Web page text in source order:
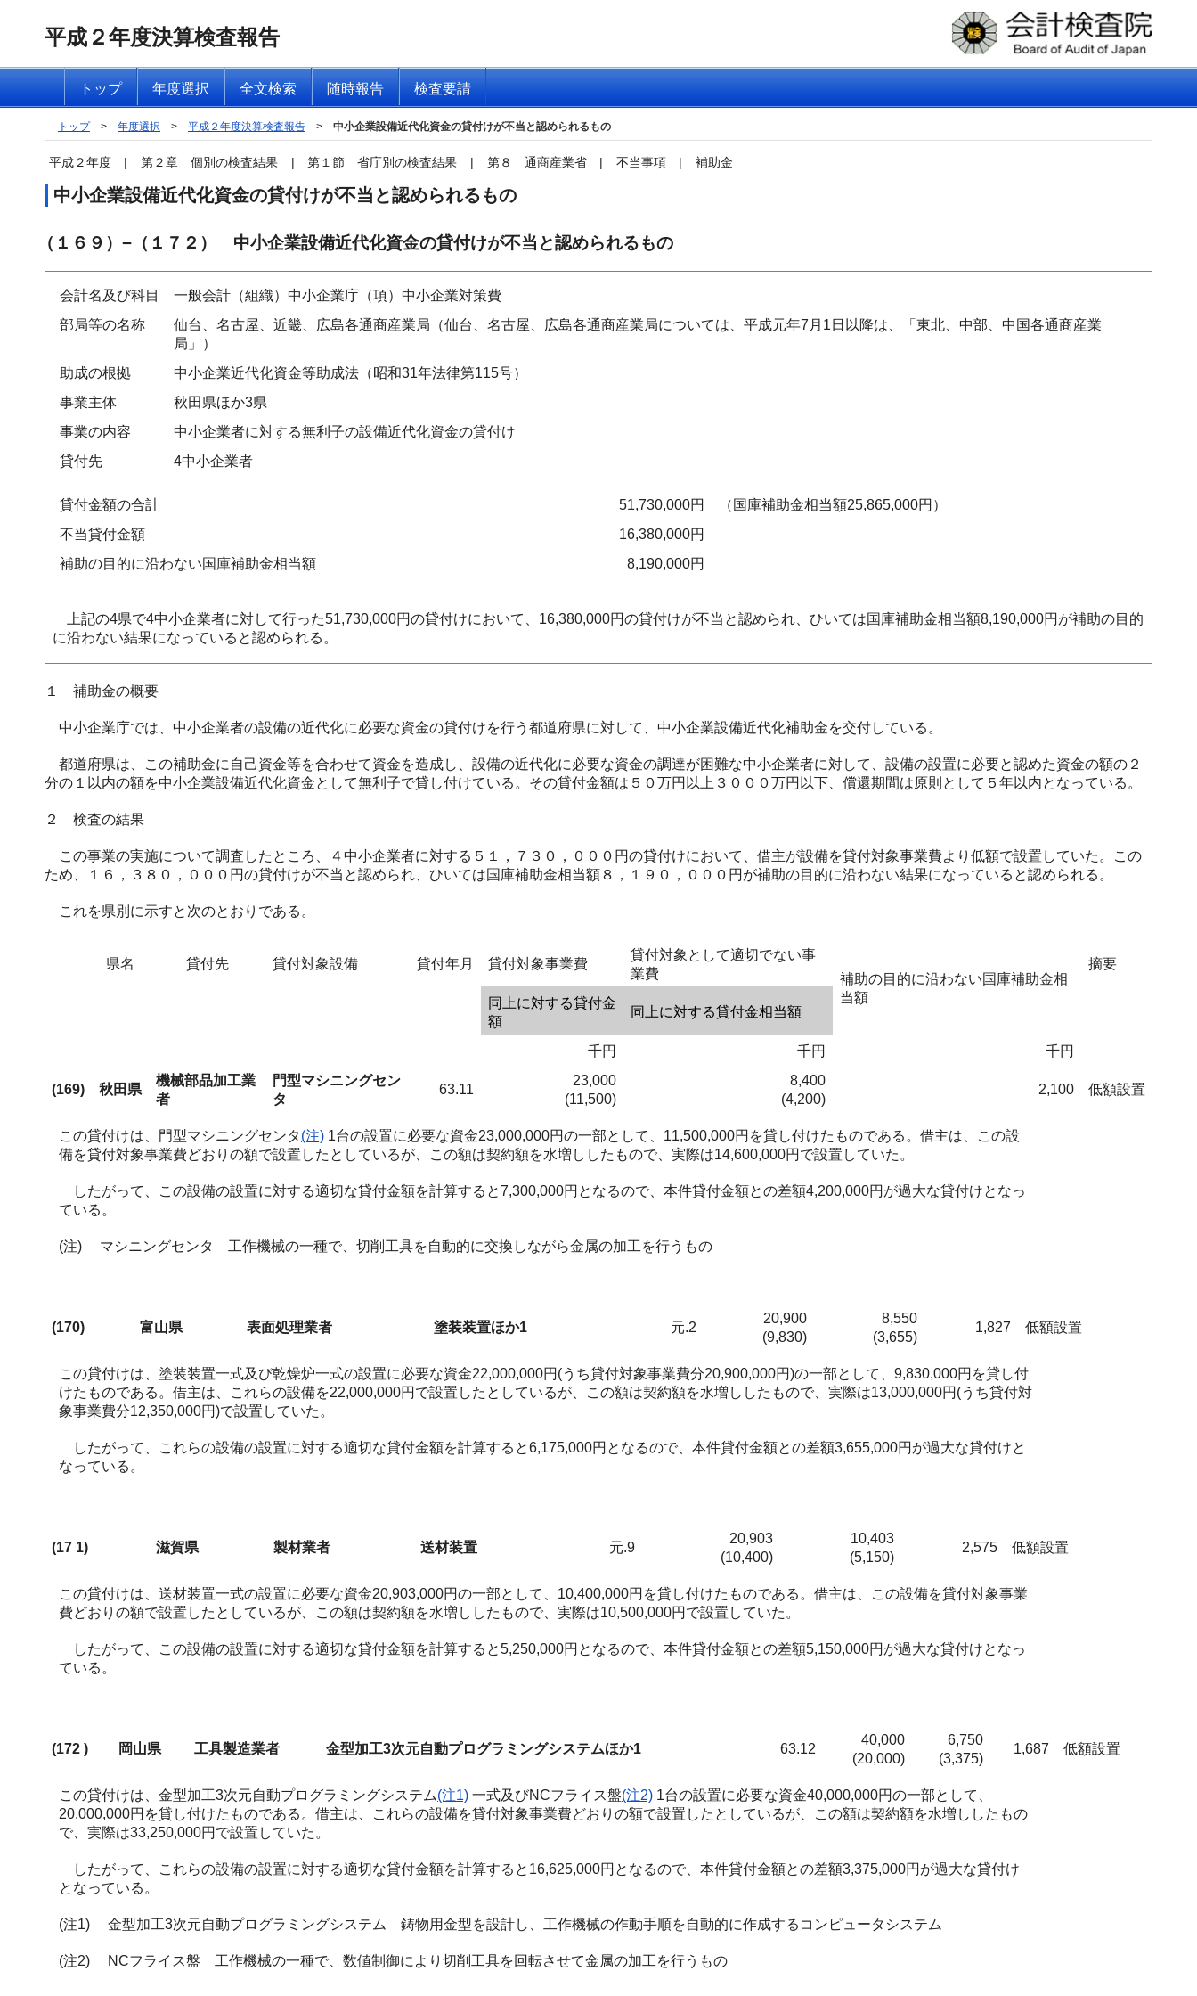
平成２年度決算検査報告
トップ 年度選択 全文検索 随時報告 検査要請
トップ > 年度選択 > 平成２年度決算検査報告 > 中小企業設備近代化資金の貸付けが不当と認められるもの
平成２年度 | 第２章 個別の検査結果 | 第１節 省庁別の検査結果 | 第８ 通商産業省 | 不当事項 | 補助金
中小企業設備近代化資金の貸付けが不当と認められるもの
（１６９）−（１７２） 中小企業設備近代化資金の貸付けが不当と認められるもの
会計名及び科目
一般会計（組織）中小企業庁（項）中小企業対策費
部局等の名称
仙台、名古屋、近畿、広島各通商産業局（仙台、名古屋、広島各通商産業局については、平成元年7月1日以降は、「東北、中部、中国各通商産業
局」）
助成の根拠
中小企業近代化資金等助成法（昭和31年法律第115号）
事業主体
秋田県ほか3県
事業の内容
中小企業者に対する無利子の設備近代化資金の貸付け
貸付先
4中小企業者
貸付金額の合計 51,730,000円
（国庫補助金相当額25,865,000円）
不当貸付金額
16,380,000円
補助の目的に沿わない国庫補助金相当額
8,190,000円
上記の4県で4中小企業者に対して行った51,730,000円の貸付けにおいて、16,380,000円の貸付けが不当と認められ、ひいては国庫補助金相当額8,190,000円が補助の目的
に沿わない結果になっていると認められる。
１ 補助金の概要
中小企業庁では、中小企業者の設備の近代化に必要な資金の貸付けを行う都道府県に対して、中小企業設備近代化補助金を交付している。
都道府県は、この補助金に自己資金等を合わせて資金を造成し、設備の近代化に必要な資金の調達が困難な中小企業者に対して、設備の設置に必要と認めた資金の額の２
分の１以内の額を中小企業設備近代化資金として無利子で貸し付けている。その貸付金額は５０万円以上３０００万円以下、償還期間は原則として５年以内となっている。
２ 検査の結果
この事業の実施について調査したところ、４中小企業者に対する５１，７３０，０００円の貸付けにおいて、借主が設備を貸付対象事業費より低額で設置していた。この
ため、１６，３８０，０００円の貸付けが不当と認められ、ひいては国庫補助金相当額８，１９０，０００円が補助の目的に沿わない結果になっていると認められる。
これを県別に示すと次のとおりである。
県名 貸付先 貸付対象設備 貸付年月 貸付対象事業費
貸付対象として適切でない事
業費
補助の目的に沿わない国庫補助金相
当額
摘要
同上に対する貸付金
額
同上に対する貸付金相当額
千円 千円 千円
(169) 秋田県
機械部品加工業
者
門型マシニングセン
タ
63.11
23,000
(11,500)
8,400
(4,200)
2,100 低額設置
この貸付けは、門型マシニングセンタ(注) 1台の設置に必要な資金23,000,000円の一部として、11,500,000円を貸し付けたものである。借主は、この設
備を貸付対象事業費どおりの額で設置したとしているが、この額は契約額を水増ししたもので、実際は14,600,000円で設置していた。
したがって、この設備の設置に対する適切な貸付金額を計算すると7,300,000円となるので、本件貸付金額との差額4,200,000円が過大な貸付けとなっ
ている。
(注) マシニングセンタ 工作機械の一種で、切削工具を自動的に交換しながら金属の加工を行うもの
(170) 富山県 表面処理業者 塗装装置ほか1 元.2
20,900
(9,830)
8,550
(3,655)
1,827 低額設置
この貸付けは、塗装装置一式及び乾燥炉一式の設置に必要な資金22,000,000円(うち貸付対象事業費分20,900,000円)の一部として、9,830,000円を貸し付
けたものである。借主は、これらの設備を22,000,000円で設置したとしているが、この額は契約額を水増ししたもので、実際は13,000,000円(うち貸付対
象事業費分12,350,000円)で設置していた。
したがって、これらの設備の設置に対する適切な貸付金額を計算すると6,175,000円となるので、本件貸付金額との差額3,655,000円が過大な貸付けと
なっている。
(17 1) 滋賀県 製材業者 送材装置 元.9
20,903
(10,400)
10,403
(5,150)
2,575 低額設置
この貸付けは、送材装置一式の設置に必要な資金20,903,000円の一部として、10,400,000円を貸し付けたものである。借主は、この設備を貸付対象事業
費どおりの額で設置したとしているが、この額は契約額を水増ししたもので、実際は10,500,000円で設置していた。
したがって、この設備の設置に対する適切な貸付金額を計算すると5,250,000円となるので、本件貸付金額との差額5,150,000円が過大な貸付けとなっ
ている。
(172 ) 岡山県 工具製造業者 金型加工3次元自動プログラミングシステムほか1 63.12
40,000
(20,000)
6,750
(3,375)
1,687 低額設置
この貸付けは、金型加工3次元自動プログラミングシステム(注1) 一式及びNCフライス盤(注2) 1台の設置に必要な資金40,000,000円の一部として、
20,000,000円を貸し付けたものである。借主は、これらの設備を貸付対象事業費どおりの額で設置したとしているが、この額は契約額を水増ししたもの
で、実際は33,250,000円で設置していた。
したがって、これらの設備の設置に対する適切な貸付金額を計算すると16,625,000円となるので、本件貸付金額との差額3,375,000円が過大な貸付け
となっている。
(注1) 金型加工3次元自動プログラミングシステム 鋳物用金型を設計し、工作機械の作動手順を自動的に作成するコンピュータシステム
(注2) NCフライス盤 工作機械の一種で、数値制御により切削工具を回転させて金属の加工を行うもの